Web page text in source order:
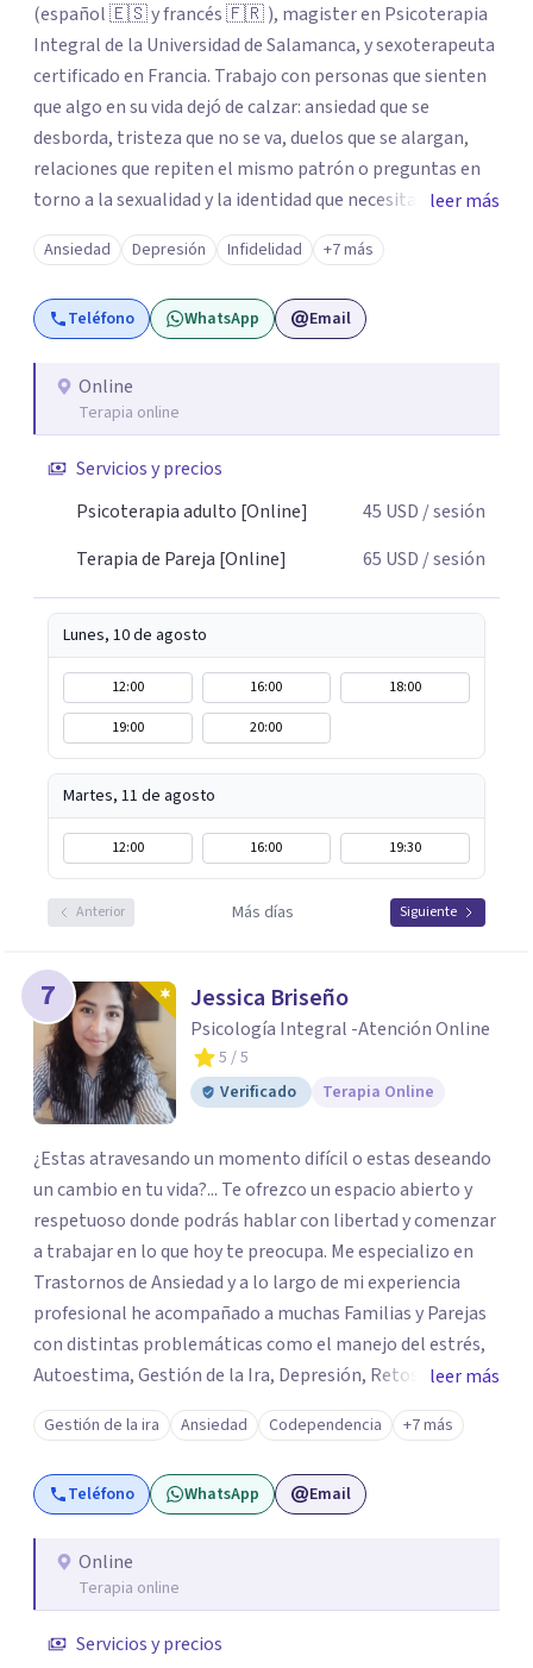
(español 🇪🇸 y francés 🇫🇷 ), magister en Psicoterapia
Integral de la Universidad de Salamanca, y sexoterapeuta
certificado en Francia. Trabajo con personas que sienten
que algo en su vida dejó de calzar: ansiedad que se
desborda, tristeza que no se va, duelos que se alargan,
relaciones que repiten el mismo patrón o preguntas en
torno a la sexualidad y la identidad que necesitan un
espacio seguro para ser habladas. Mi orientación teórica
integra una mirada Humanista-Relacional con Terapia
Breve, donde el modo en que te vinculas ocupa un lugar
central: cómo te relacionas contigo, con las demás
psicoterapia, cuento con especialización en sexoterapia,
por lo que también acompaño temas de salud sexual,
dificultades en el deseo, intimidad, orientación o
identidad. Busco que el espacio terapéutico sea un lugar
respeto y libertad. Trabajo con objetivos claros y
realistas, sin fórmulas rígidas: combinamos profundidad
emocional con una mirada práctica sobre tu vida diaria.
leer más
Ansiedad Depresión Infidelidad +7 más
Teléfono WhatsApp Email
Online
Terapia online
Servicios y precios
Psicoterapia adulto [Online]
45 USD / sesión
Terapia de Pareja [Online]
65 USD / sesión
Lunes, 10 de agosto
12:00 16:00
18:00
19:00
20:00
Martes, 11 de agosto
12:00 16:00 19:30
Anterior Más días Siguiente
7 Jessica Briseño
Psicología Integral -Atención Online
5 / 5
Verificado
Terapia Online
¿Estas atravesando un momento difícil o estas deseando
un cambio en tu vida?... Te ofrezco un espacio abierto y
respetuoso donde podrás hablar con libertad y comenzar
a trabajar en lo que hoy te preocupa. Me especializo en
Trastornos de Ansiedad y a lo largo de mi experiencia
profesional he acompañado a muchas Familias y Parejas
con distintas problemáticas como el manejo del estrés,
Autoestima, Gestión de la Ira, Depresión, Retos en la
Crianza, Codependencia, Celos, entre otros. Cuento con
más de 12 años de experiencia en el área de la Salud
mental y he trabajado en distintos contextos clínicos con
niños, Adolescentes y Adultos
leer más
Gestión de la ira Ansiedad Codependencia +7 más
Teléfono WhatsApp Email
Online
Terapia online
Servicios y precios